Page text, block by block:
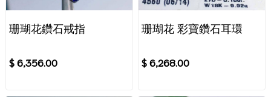
珊瑚花鑽石戒指
$ 6,356.00
珊瑚花 彩寶鑽石耳環
$ 6,268.00